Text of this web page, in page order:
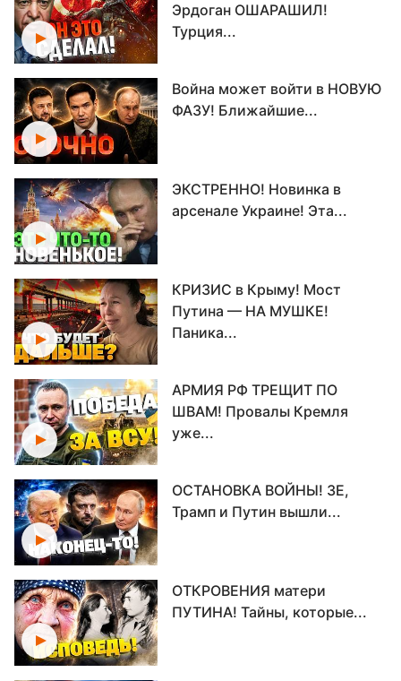
Эрдоган ОШАРАШИЛ!
Турция...
Война может войти в НОВУЮ
ФАЗУ! Ближайшие...
ЭКСТРЕННО! Новинка в
арсенале Украине! Эта...
КРИЗИС в Крыму! Мост
Путина — НА МУШКЕ!
Паника...
АРМИЯ РФ ТРЕЩИТ ПО
ШВАМ! Провалы Кремля
уже...
ОСТАНОВКА ВОЙНЫ! ЗЕ,
Трамп и Путин вышли...
ОТКРОВЕНИЯ матери
ПУТИНА! Тайны, которые...